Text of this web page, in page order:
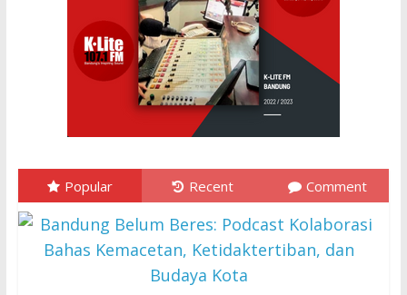
Popular Recent Comment